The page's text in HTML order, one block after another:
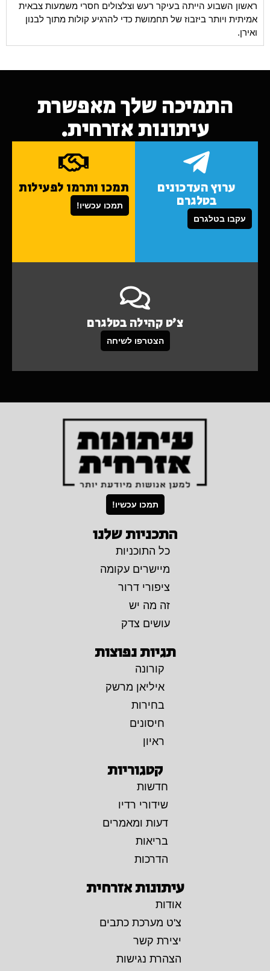
ראשון השבוע הייתה בעיקר רעש וצלצולים חסרי משמעות צבאית
אמיתית ויותר ביזבוז של תחמושת כדי להרגיע קולות מתוך לבנון
ואירן.
התמיכה שלך מאפשרת
עיתונות אזרחית.
ערוץ העדכונים
בטלגרם
עקבו בטלגרם
תמכו ותרמו לפעילות
תמכו עכשיו!
צ'ט קהילה בטלגרם
הצטרפו לשיחה
תמכו עכשיו!
התכניות שלנו
כל התוכניות
מיישרים עקומה
ציפורי דרור
זה מה יש
עושים צדק
תגיות נפוצות
קורונה
איליאן מרשק
בחירות
חיסונים
ראיון
קטגוריות
חדשות
שידורי רדיו
דעות ומאמרים
בריאות
הדרכות
עיתונות אזרחית
אודות
צ'ט מערכת כתבים
יצירת קשר
הצהרת נגישות